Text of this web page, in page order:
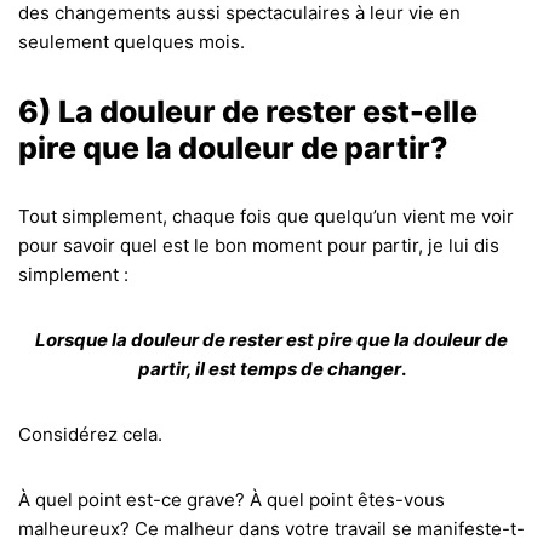
des changements aussi spectaculaires à leur vie en
seulement quelques mois.
6) La douleur de rester est-elle
pire que la douleur de partir?
Tout simplement, chaque fois que quelqu’un vient me voir
pour savoir quel est le bon moment pour partir, je lui dis
simplement :
Lorsque la douleur de rester est pire que la douleur de
partir, il est temps de changer.
Considérez cela.
À quel point est-ce grave? À quel point êtes-vous
malheureux? Ce malheur dans votre travail se manifeste-t-